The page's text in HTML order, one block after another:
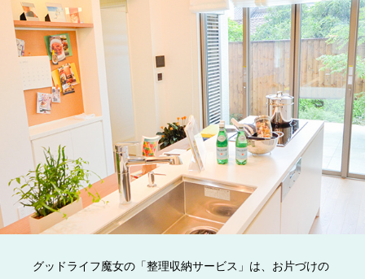
グッドライフ魔女の「整理収納サービス」は、お片づけの